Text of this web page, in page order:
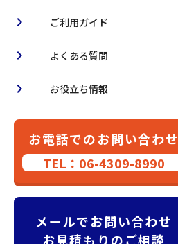
ご利用ガイド
chevron_right
よくある質問
chevron_right
お役立ち情報
chevron_right
お電話でのお問い合わせ
TEL：06-4309-8990
メールでお問い合わせ
お見積もりのご相談